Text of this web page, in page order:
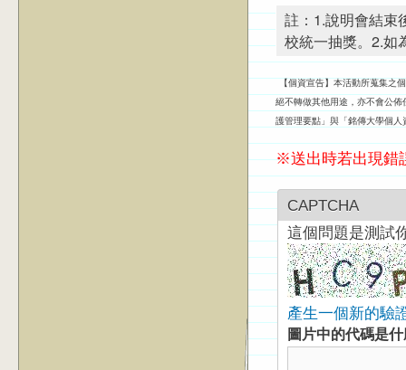
註：1.說明會結束
校統一抽獎。2.如
【個資宣告】本活動所蒐集之
絕不轉做其他用途，亦不會公
護管理要點」與「銘傳大學個人
※送出時若出現錯
CAPTCHA
這個問題是測試
產生一個新的驗
圖片中的代碼是